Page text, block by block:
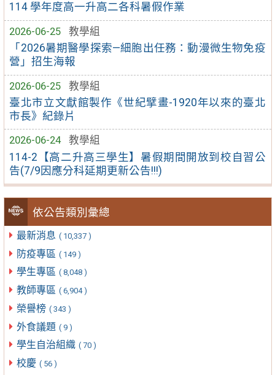
114 學年度高一升高二各科暑假作業
2026-06-25
教學組
「2026暑期醫學探索—細胞出任務：動漫微生物免疫
營」招生海報
2026-06-25
教學組
臺北市立文獻館製作《世紀擘畫-1920年以來的臺北
市長》紀錄片
2026-06-24
教學組
114-2【高二升高三學生】暑假期間開放到校自習公
告(7/9因應分科延期更新公告!!!)
依公告類別彙總
最新消息 ( 10,337 )
防疫專區 ( 149 )
學生專區 ( 8,048 )
教師專區 ( 6,904 )
榮譽榜 ( 343 )
外食議題 ( 9 )
學生自治組織 ( 70 )
校慶 ( 56 )